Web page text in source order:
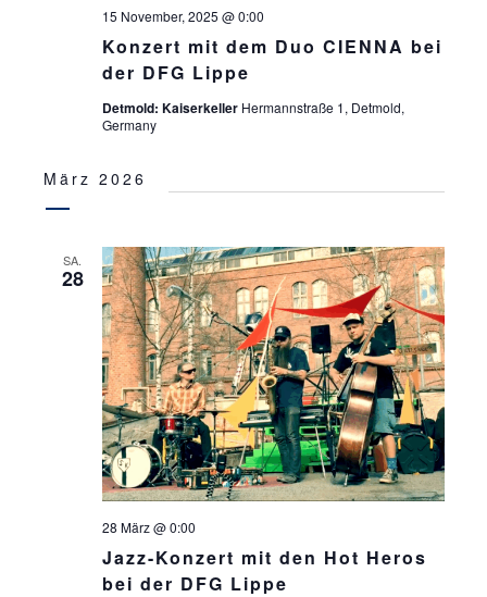
Konzert mit dem Duo CIENNA bei
der DFG Lippe
15 November, 2025 @ 0:00
Detmold: Kaiserkeller Hermannstraße 1, Detmold,
Germany
März 2026
SA.
28
Jazz-Konzert mit den Hot Heros
bei der DFG Lippe
28 März @ 0:00